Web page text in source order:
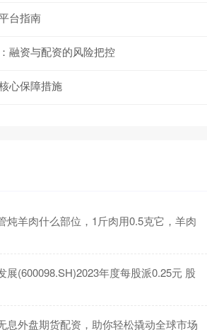
台指南
融资与配资的风险把控
心保障措施
炖羊肉什么部位，1斤肉用0.5克它，羊肉
展(600098.SH)2023年度每股派0.25元 股
息外盘期货配资，助你轻松撬动全球市场